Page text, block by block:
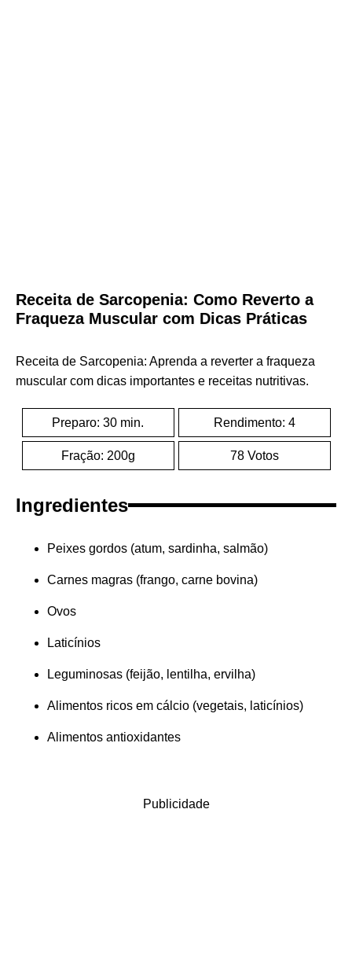
Receita de Sarcopenia: Como Reverto a
Fraqueza Muscular com Dicas Práticas
Receita de Sarcopenia: Aprenda a reverter a fraqueza
muscular com dicas importantes e receitas nutritivas.
Preparo: 30 min. Rendimento: 4
Fração: 200g 78 Votos
Ingredientes
Peixes gordos (atum, sardinha, salmão)
Carnes magras (frango, carne bovina)
Ovos
Laticínios
Leguminosas (feijão, lentilha, ervilha)
Alimentos ricos em cálcio (vegetais, laticínios)
Alimentos antioxidantes
Publicidade